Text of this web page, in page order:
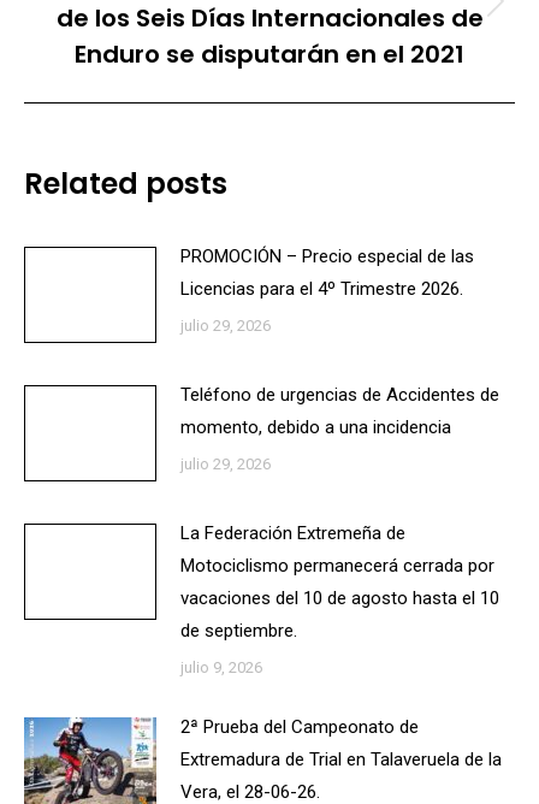
Publicación
siguiente:
de los Seis Días Internacionales de
Enduro se disputarán en el 2021
Related posts
PROMOCIÓN – Precio especial de las
Licencias para el 4º Trimestre 2026.
julio 29, 2026
Teléfono de urgencias de Accidentes de
momento, debido a una incidencia
julio 29, 2026
La Federación Extremeña de
Motociclismo permanecerá cerrada por
vacaciones del 10 de agosto hasta el 10
de septiembre.
julio 9, 2026
2ª Prueba del Campeonato de
Extremadura de Trial en Talaveruela de la
Vera, el 28-06-26.